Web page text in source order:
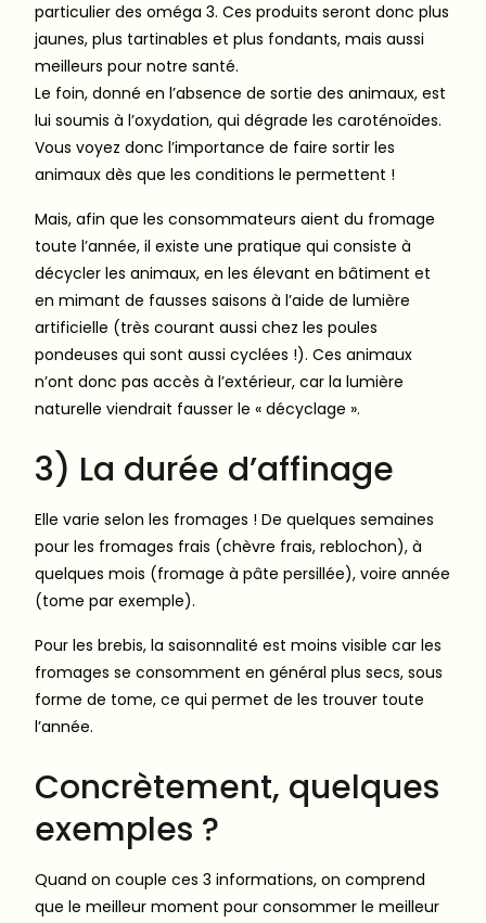
particulier des oméga 3. Ces produits seront donc plus
jaunes, plus tartinables et plus fondants, mais aussi
meilleurs pour notre santé.
Le foin, donné en l’absence de sortie des animaux, est
lui soumis à l’oxydation, qui dégrade les caroténoïdes.
Vous voyez donc l’importance de faire sortir les
animaux dès que les conditions le permettent !
Mais, afin que les consommateurs aient du fromage
toute l’année, il existe une pratique qui consiste à
décycler les animaux, en les élevant en bâtiment et
en mimant de fausses saisons à l’aide de lumière
artificielle (très courant aussi chez les poules
pondeuses qui sont aussi cyclées !). Ces animaux
n’ont donc pas accès à l’extérieur, car la lumière
naturelle viendrait fausser le « décyclage ».
3) La durée d’affinage
Elle varie selon les fromages ! De quelques semaines
pour les fromages frais (chèvre frais, reblochon), à
quelques mois (fromage à pâte persillée), voire année
(tome par exemple).
Pour les brebis, la saisonnalité est moins visible car les
fromages se consomment en général plus secs, sous
forme de tome, ce qui permet de les trouver toute
l’année.
Concrètement, quelques
exemples ?
Quand on couple ces 3 informations, on comprend
que le meilleur moment pour consommer le meilleur